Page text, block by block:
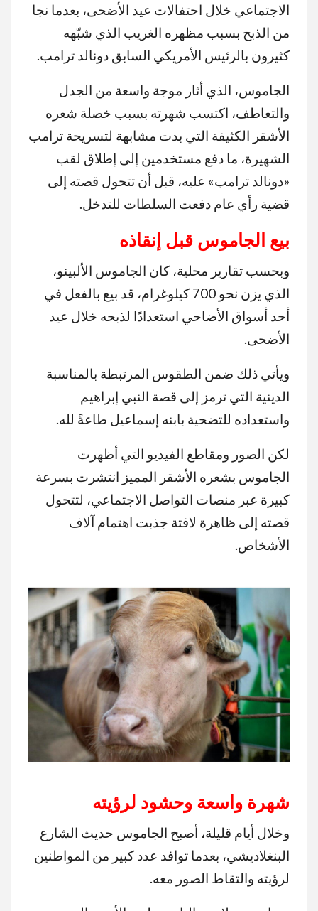
الاجتماعي خلال احتفالات عيد الأضحى، بعدما نجا
من الذبح بسبب مظهره الغريب الذي شبّهه
كثيرون بالرئيس الأمريكي السابق دونالد ترامب.
الجاموس، الذي أثار موجة واسعة من الجدل
والتعاطف، اكتسب شهرته بسبب خصلة شعره
الأشقر الكثيفة التي بدت مشابهة لتسريحة ترامب
الشهيرة، ما دفع مستخدمين إلى إطلاق لقب
«دونالد ترامب» عليه، قبل أن تتحول قصته إلى
قضية رأي عام دفعت السلطات للتدخل.
بيع الجاموس قبل إنقاذه
وبحسب تقارير محلية، كان الجاموس الألبينو،
الذي يزن نحو 700 كيلوغرام، قد بيع بالفعل في
أحد أسواق الأضاحي استعدادًا لذبحه خلال عيد
الأضحى.
ويأتي ذلك ضمن الطقوس المرتبطة بالمناسبة
الدينية التي ترمز إلى قصة النبي إبراهيم
واستعداده للتضحية بابنه إسماعيل طاعةً لله.
لكن الصور ومقاطع الفيديو التي أظهرت
الجاموس بشعره الأشقر المميز انتشرت بسرعة
كبيرة عبر منصات التواصل الاجتماعي، لتتحول
قصته إلى ظاهرة لافتة جذبت اهتمام آلاف
الأشخاص.
شهرة واسعة وحشود لرؤيته
وخلال أيام قليلة، أصبح الجاموس حديث الشارع
البنغلاديشي، بعدما توافد عدد كبير من المواطنين
لرؤيته والتقاط الصور معه.